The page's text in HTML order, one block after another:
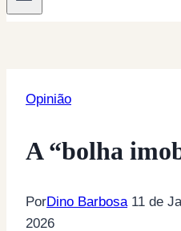
Opinião
A “bolha
PorDino Barbosa 11 de
2026